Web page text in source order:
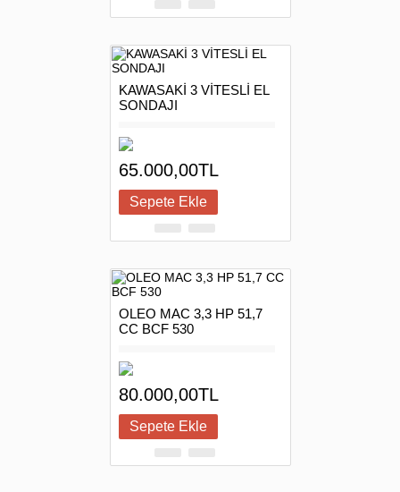
KAWASAKİ 3 VİTESLİ EL
SONDAJI
65.000,00TL
OLEO MAC 3,3 HP 51,7
CC BCF 530
80.000,00TL